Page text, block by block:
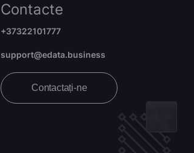
Contacte
+37322101777
support@edata.business
Contactați-ne